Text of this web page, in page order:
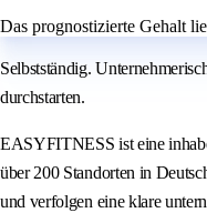
Das prognostizierte Gehalt
Selbstständig.
durchstarten.
EASYFITNESS ist eine
über 200 Standorten in
und verfolgen eine klare